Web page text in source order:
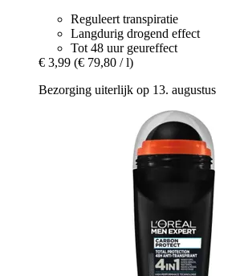
Reguleert transpiratie
Langdurig drogend effect
Tot 48 uur geureffect
€ 3,99 (€ 79,80 / l)
Bezorging uiterlijk op 13. augustus